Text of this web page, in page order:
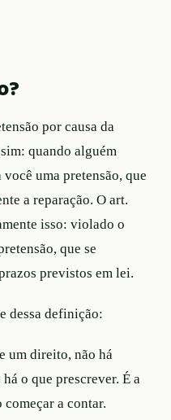
por causa da
quando alguém
uma pretensão, que
a reparação. O art.
isso: violado o
que se
previstos em lei.
dessa definição:
um direito, não há
o que prescrever. É a
a contar.